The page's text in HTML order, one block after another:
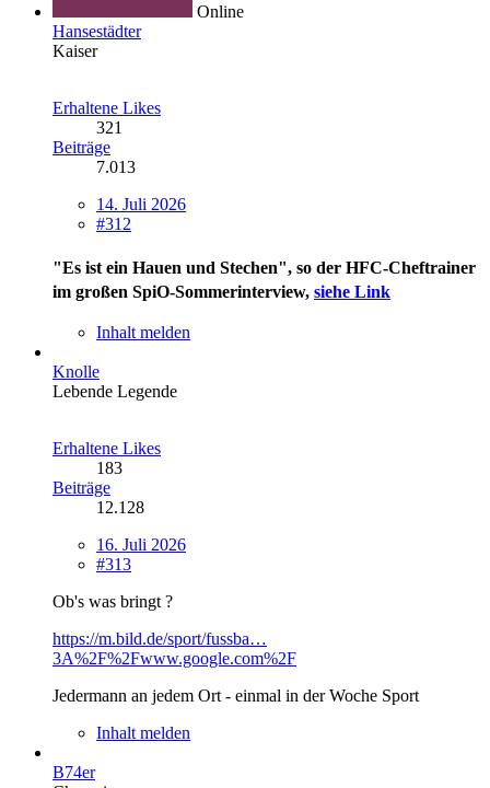
Online
Hansestädter
Kaiser
Erhaltene Likes
321
Beiträge
7.013
14. Juli 2026
#312
"Es ist ein Hauen und Stechen", so der HFC-Cheftrainer
im großen SpiO-Sommerinterview, siehe Link
Inhalt melden
Knolle
Lebende Legende
Erhaltene Likes
183
Beiträge
12.128
16. Juli 2026
#313
Ob's was bringt ?
https://m.bild.de/sport/fussba…
3A%2F%2Fwww.google.com%2F
Jedermann an jedem Ort - einmal in der Woche Sport
Inhalt melden
B74er